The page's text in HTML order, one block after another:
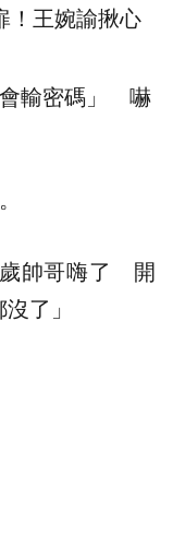
！王婉諭揪心
會輸密碼」 嚇
帥哥嗨了 開
了」